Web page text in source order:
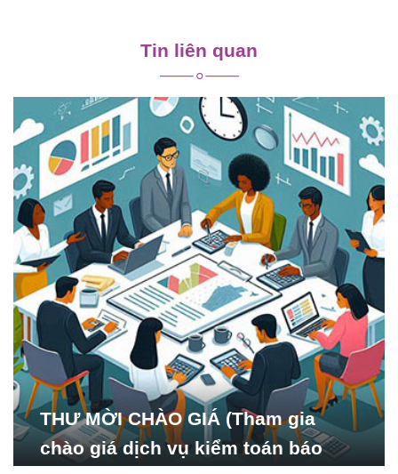
viết
Tin liên quan
THƯ MỜI CHÀO GIÁ (Tham gia
chào giá dịch vụ kiểm toán báo